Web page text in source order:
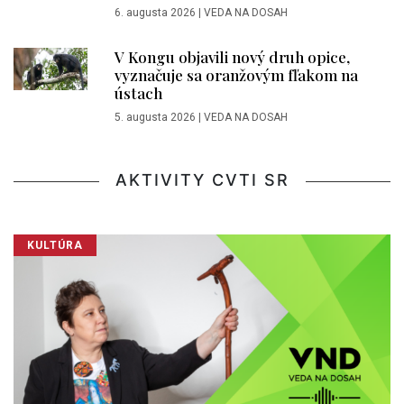
6. augusta 2026 VEDA NA DOSAH
V Kongu objavili nový druh opice,
vyznačuje sa oranžovým fľakom na
ústach
5. augusta 2026 VEDA NA DOSAH
AKTIVITY CVTI SR
KULTÚRA